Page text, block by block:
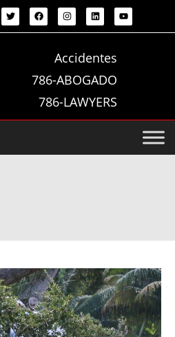
Accidentes
786-ABOGADO
786-LAWYERS